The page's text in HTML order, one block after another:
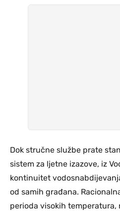
Dok stručne službe prate
sistem za ljetne izazove, iz
kontinuitet
od samih građana.
perioda visokih temperatura,